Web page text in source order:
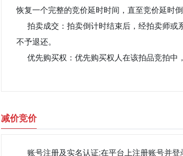
恢复一个完整的竞价延时时间，直至竞价延时
拍卖成交：拍卖倒计时结束后，经拍卖师
不予退还。
优先购买权：优先购买权人在该拍品竞拍中
减价竞价
账号注册及实名认证:在平台上注册账号并登